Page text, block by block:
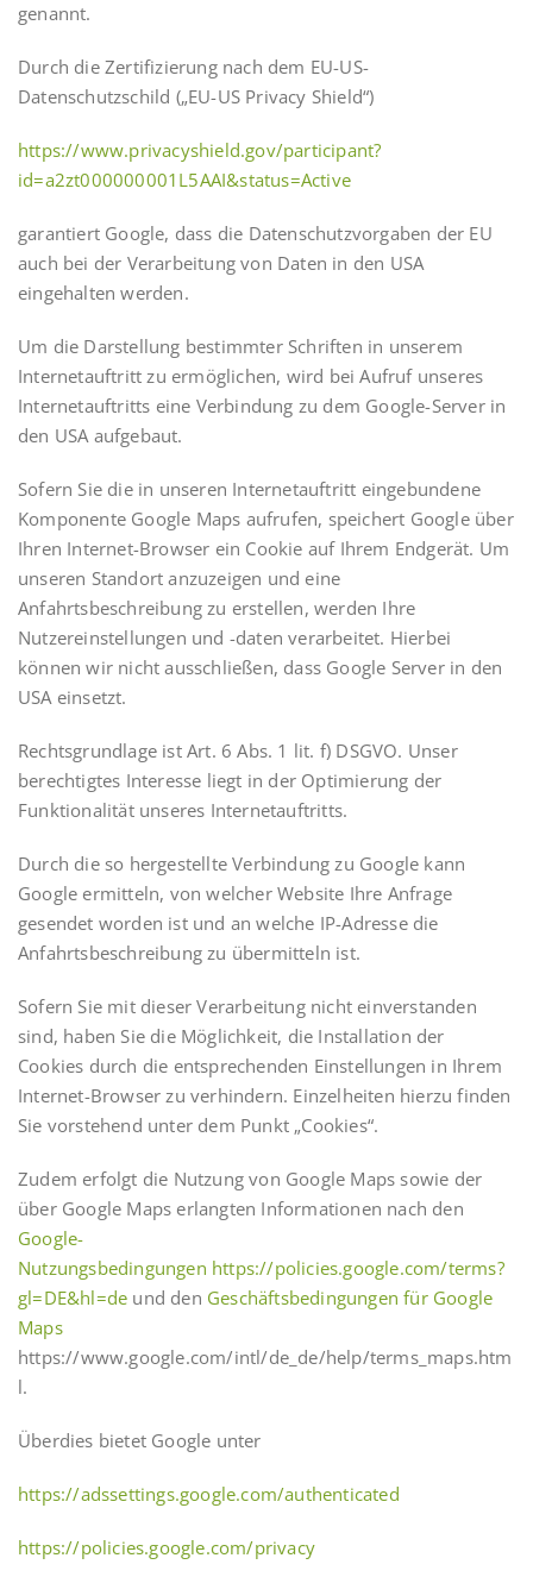
genannt.
Durch die Zertifizierung nach dem EU-US-
Datenschutzschild („EU-US Privacy Shield“)
https://www.privacyshield.gov/participant?
id=a2zt000000001L5AAI&status=Active
garantiert Google, dass die Datenschutzvorgaben der EU
auch bei der Verarbeitung von Daten in den USA
eingehalten werden.
Um die Darstellung bestimmter Schriften in unserem
Internetauftritt zu ermöglichen, wird bei Aufruf unseres
Internetauftritts eine Verbindung zu dem Google-Server in
den USA aufgebaut.
Sofern Sie die in unseren Internetauftritt eingebundene
Komponente Google Maps aufrufen, speichert Google über
Ihren Internet-Browser ein Cookie auf Ihrem Endgerät. Um
unseren Standort anzuzeigen und eine
Anfahrtsbeschreibung zu erstellen, werden Ihre
Nutzereinstellungen und -daten verarbeitet. Hierbei
können wir nicht ausschließen, dass Google Server in den
USA einsetzt.
Rechtsgrundlage ist Art. 6 Abs. 1 lit. f) DSGVO. Unser
berechtigtes Interesse liegt in der Optimierung der
Funktionalität unseres Internetauftritts.
Durch die so hergestellte Verbindung zu Google kann
Google ermitteln, von welcher Website Ihre Anfrage
gesendet worden ist und an welche IP-Adresse die
Anfahrtsbeschreibung zu übermitteln ist.
Sofern Sie mit dieser Verarbeitung nicht einverstanden
sind, haben Sie die Möglichkeit, die Installation der
Cookies durch die entsprechenden Einstellungen in Ihrem
Internet-Browser zu verhindern. Einzelheiten hierzu finden
Sie vorstehend unter dem Punkt „Cookies“.
Zudem erfolgt die Nutzung von Google Maps sowie der
über Google Maps erlangten Informationen nach den
Google-
Nutzungsbedingungen https://policies.google.com/terms?
gl=DE&hl=de und den Geschäftsbedingungen für Google
Maps
https://www.google.com/intl/de_de/help/terms_maps.htm
l.
Überdies bietet Google unter
https://adssettings.google.com/authenticated
https://policies.google.com/privacy